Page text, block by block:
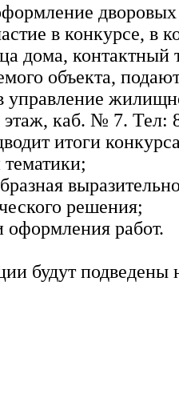
в конкурсе, в
дома, контактный
объекта,
каб. № 7. Тел:
итоги
решения;
работ.
будут подведены